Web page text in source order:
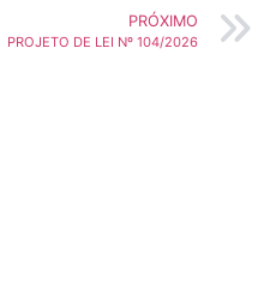
PRÓXIMO
PROJETO DE LEI Nº 104/2026